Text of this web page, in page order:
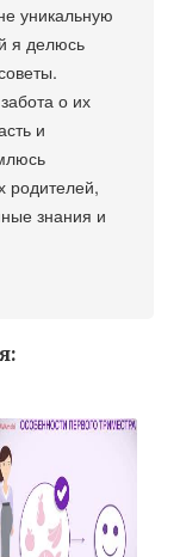
уникальную
я делюсь
о их
и
родителей,
знания и